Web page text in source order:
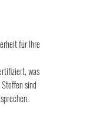
für Ihre
was
sind